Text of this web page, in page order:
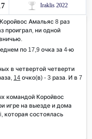
Iraklis 2022
Амальяс 8 раз
проиграл, ни одной
по 17,9 очка за 4-ю
в четвертой четверти
14 очко(в) - 3 раза. И в 7
командой Коройвос
игре на выезде и дома
которая состоялась